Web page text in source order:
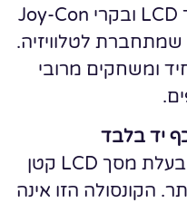
בקונסולה כף יד בעלת מסך LCD ובקרי Joy-Con
שמתחברת לטלוויזיה.
ומשחקים מרובי
זוהי קונסולת כף יד בלבד בעלת מסך LCD קטן
הקונסולה הזו אינה